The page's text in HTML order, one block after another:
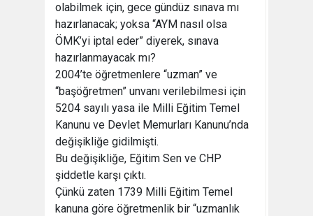
olabilmek için, gece gündüz sınava mı
hazırlanacak; yoksa “AYM nasıl olsa
ÖMK’yi iptal eder” diyerek, sınava
hazırlanmayacak mı?
2004’te öğretmenlere “uzman” ve
“başöğretmen” unvanı verilebilmesi için
5204 sayılı yasa ile Milli Eğitim Temel
Kanunu ve Devlet Memurları Kanunu’nda
değişikliğe gidilmişti.
Bu değişikliğe, Eğitim Sen ve CHP
şiddetle karşı çıktı.
Çünkü zaten 1739 Milli Eğitim Temel
kanuna göre öğretmenlik bir “uzmanlık